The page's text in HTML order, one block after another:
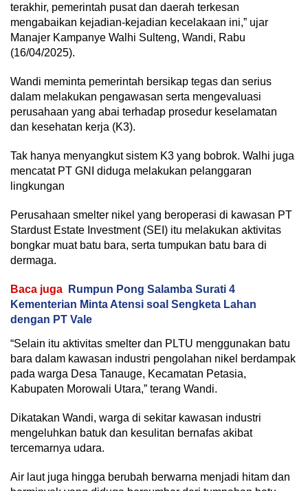
terakhir, pemerintah pusat dan daerah terkesan
mengabaikan kejadian-kejadian kecelakaan ini,” ujar
Manajer Kampanye Walhi Sulteng, Wandi, Rabu
(16/04/2025).
Wandi meminta pemerintah bersikap tegas dan serius
dalam melakukan pengawasan serta mengevaluasi
perusahaan yang abai terhadap prosedur keselamatan
dan kesehatan kerja (K3).
Tak hanya menyangkut sistem K3 yang bobrok. Walhi juga
mencatat PT GNI diduga melakukan pelanggaran
lingkungan
Perusahaan smelter nikel yang beroperasi di kawasan PT
Stardust Estate Investment (SEI) itu melakukan aktivitas
bongkar muat batu bara, serta tumpukan batu bara di
dermaga.
Baca juga
Rumpun Pong Salamba Surati 4
Kementerian Minta Atensi soal Sengketa Lahan
dengan PT Vale
“Selain itu aktivitas smelter dan PLTU menggunakan batu
bara dalam kawasan industri pengolahan nikel berdampak
pada warga Desa Tanauge, Kecamatan Petasia,
Kabupaten Morowali Utara,” terang Wandi.
Dikatakan Wandi, warga di sekitar kawasan industri
mengeluhkan batuk dan kesulitan bernafas akibat
tercemarnya udara.
Air laut juga hingga berubah berwarna menjadi hitam dan